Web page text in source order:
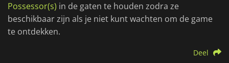
Possessor(s) in de gaten te houden zodra ze
beschikbaar zijn als je niet kunt wachten om de game
te ontdekken.
Deel